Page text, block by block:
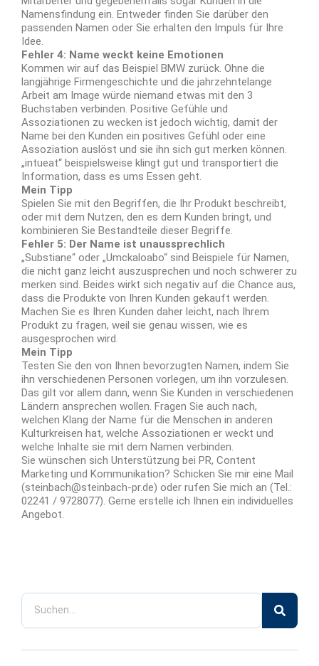
Namensfindung ein. Entweder finden Sie darüber den
passenden Namen oder Sie erhalten den Impuls für Ihre
Idee.
Fehler 4: Name weckt keine Emotionen
Kommen wir auf das Beispiel BMW zurück. Ohne die
langjährige Firmengeschichte und die jahrzehntelange
Arbeit am Image würde niemand etwas mit den 3
Buchstaben verbinden. Positive Gefühle und
Assoziationen zu wecken ist jedoch wichtig, damit der
Name bei den Kunden ein positives Gefühl oder eine
Assoziation auslöst und sie ihn sich gut merken können.
„intueat“ beispielsweise klingt gut und transportiert die
Information, dass es ums Essen geht.
Mein Tipp
Spielen Sie mit den Begriffen, die Ihr Produkt beschreibt,
oder mit dem Nutzen, den es dem Kunden bringt, und
kombinieren Sie Bestandteile dieser Begriffe.
Fehler 5: Der Name ist unaussprechlich
„Substiane“ oder „Umckaloabo“ sind Beispiele für Namen,
die nicht ganz leicht auszusprechen und noch schwerer zu
merken sind. Beides wirkt sich negativ auf die Chance aus,
dass die Produkte von Ihren Kunden gekauft werden.
Machen Sie es Ihren Kunden daher leicht, nach Ihrem
Produkt zu fragen, weil sie genau wissen, wie es
ausgesprochen wird.
Mein Tipp
Testen Sie den von Ihnen bevorzugten Namen, indem Sie
ihn verschiedenen Personen vorlegen, um ihn vorzulesen.
Das gilt vor allem dann, wenn Sie Kunden in verschiedenen
Ländern ansprechen wollen. Fragen Sie auch nach,
welchen Klang der Name für die Menschen in anderen
Kulturkreisen hat, welche Assoziationen er weckt und
welche Inhalte sie mit dem Namen verbinden.
Sie wünschen sich Unterstützung bei PR, Content
Marketing und Kommunikation? Schicken Sie mir eine Mail
(steinbach@steinbach-pr.de) oder rufen Sie mich an (Tel.:
02241 / 9728077). Gerne erstelle ich Ihnen ein individuelles
Angebot.